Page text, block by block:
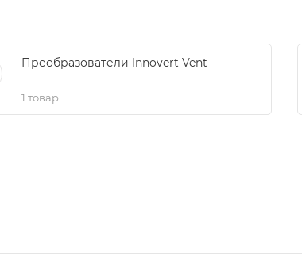
Преобразователи Innovert Vent
1 товар